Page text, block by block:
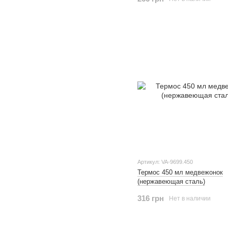
Артикул: VA-9699.450
Термос 450 мл медвежонок
(нержавеющая сталь)
316 грн Нет в наличии